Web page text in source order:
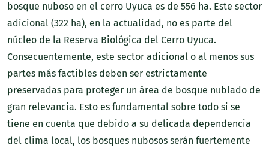
bosque nuboso en el cerro Uyuca es de 556 ha. Este sector
adicional (322 ha), en la actualidad, no es parte del
núcleo de la Reserva Biológica del Cerro Uyuca.
Consecuentemente, este sector adicional o al menos sus
partes más factibles deben ser estrictamente
preservadas para proteger un área de bosque nublado de
gran relevancia. Esto es fundamental sobre todo si se
tiene en cuenta que debido a su delicada dependencia
del clima local, los bosques nubosos serán fuertemente